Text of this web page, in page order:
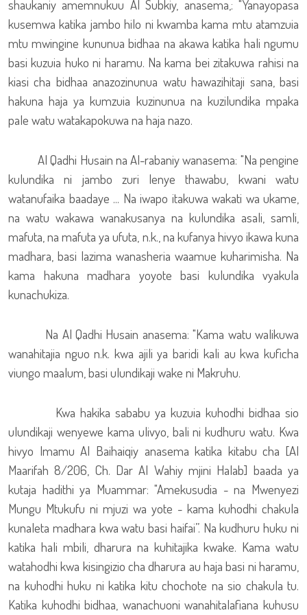
shaukaniy amemnukuu Al Subkiy, anasema,: "Yanayopasa
kusemwa katika jambo hilo ni kwamba kama mtu atamzuia
mtu mwingine kununua bidhaa na akawa katika hali ngumu
basi kuzuia huko ni haramu. Na kama bei zitakuwa rahisi na
kiasi cha bidhaa anazozinunua watu hawazihitaji sana, basi
hakuna haja ya kumzuia kuzinunua na kuzilundika mpaka
pale watu watakapokuwa na haja nazo.
Al Qadhi Husain na Al-rabaniy wanasema: "Na pengine
kulundika ni jambo zuri lenye thawabu, kwani watu
watanufaika baadaye ... Na iwapo itakuwa wakati wa ukame,
na watu wakawa wanakusanya na kulundika asali, samli,
mafuta, na mafuta ya ufuta, n.k., na kufanya hivyo ikawa kuna
madhara, basi lazima wanasheria waamue kuharimisha. Na
kama hakuna madhara yoyote basi kulundika vyakula
kunachukiza.
Na Al Qadhi Husain anasema: "Kama watu walikuwa
wanahitajia nguo n.k. kwa ajili ya baridi kali au kwa kuficha
viungo maalum, basi ulundikaji wake ni Makruhu.
Kwa hakika sababu ya kuzuia kuhodhi bidhaa sio
ulundikaji wenyewe kama ulivyo, bali ni kudhuru watu. Kwa
hivyo Imamu Al Baihaiqiy anasema katika kitabu cha [Al
Maarifah 8/206, Ch. Dar Al Wahiy mjini Halab] baada ya
kutaja hadithi ya Muammar: "Amekusudia - na Mwenyezi
Mungu Mtukufu ni mjuzi wa yote - kama kuhodhi chakula
kunaleta madhara kwa watu basi haifai”. Na kudhuru huku ni
katika hali mbili, dharura na kuhitajika kwake. Kama watu
watahodhi kwa kisingizio cha dharura au haja basi ni haramu,
na kuhodhi huku ni katika kitu chochote na sio chakula tu.
Katika kuhodhi bidhaa, wanachuoni wanahitalafiana kuhusu